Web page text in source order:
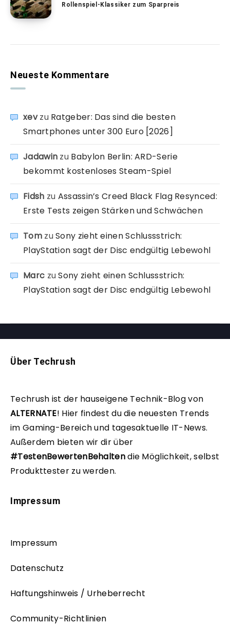
Rollenspiel-Klassiker zum Sparpreis
Neueste Kommentare
xevzu Ratgeber: Das sind die besten
Smartphones unter 300 Euro [2026]
Jadawin zu Babylon Berlin: ARD-Serie
bekommt kostenloses Steam-Spiel
Fidsh zu Assassin’s Creed Black Flag Resynced:
Erste Tests zeigen Stärken und Schwächen
TomzuSony zieht einen Schlussstrich:
PlayStation sagt der Disc endgültig Lebewohl
Marc zuSony zieht einen Schlussstrich:
PlayStation sagt der Disc endgültig Lebewohl
Über Techrush
Techrush ist der hauseigene Technik-Blog von
ALTERNATE! Hier findest du die neuesten Trends
im Gaming-Bereich und tagesaktuelle IT-News.
Außerdem bieten wir dir über
#TestenBewertenBehaltendie Möglichkeit, selbst
Produkttester zu werden.
Impressum
Impressum
Datenschutz
Haftungshinweis / Urheberrecht
Community-Richtlinien